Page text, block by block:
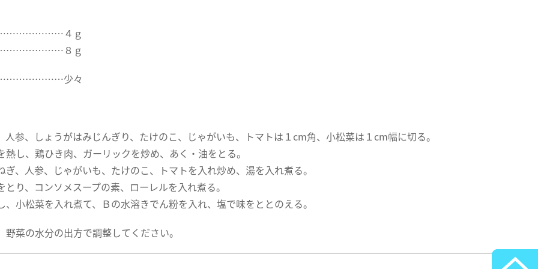
４ｇ
８ｇ
少々
参、しょうがはみじんぎり、たけのこ、じゃがいも、トマトは１cm角、小松菜は１cm幅に切る。
し、鶏ひき肉、ガーリックを炒め、あく・油をとる。
、人参、じゃがいも、たけのこ、トマトを入れ炒め、湯を入れ煮る。
り、コンソメスープの素、ローレルを入れ煮る。
小松菜を入れ煮て、Ｂの水溶きでん粉を入れ、塩で味をととのえる。
菜の水分の出方で調整してください。